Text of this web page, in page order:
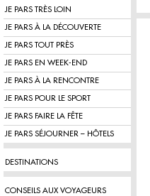
JE PARS TRÈS LOIN
JE PARS À LA DÉCOUVERTE
JE PARS TOUT PRÈS
JE PARS EN WEEK-END
JE PARS À LA RENCONTRE
JE PARS POUR LE SPORT
JE PARS FAIRE LA FÊTE
JE PARS SÉJOURNER – HÔTELS
DESTINATIONS
CONSEILS AUX VOYAGEURS